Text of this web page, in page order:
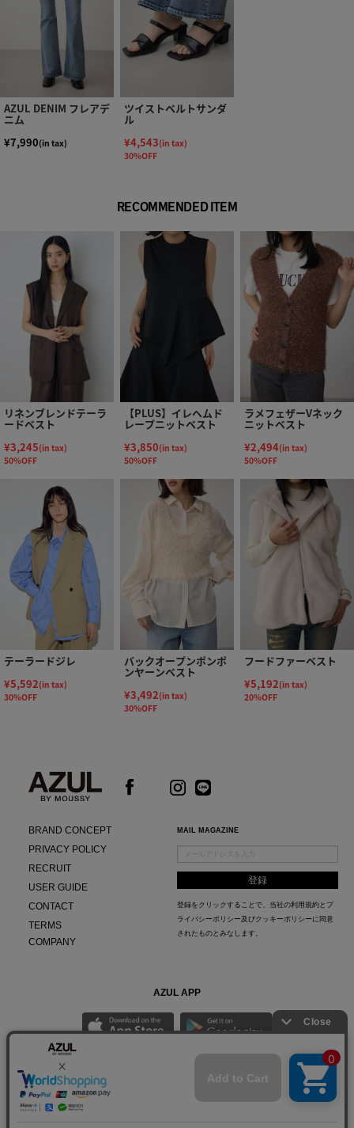
AZUL DENIM フレアデ
ニム
¥7,990(in tax)
ツイストベルトサンダ
ル
¥4,543(in tax)
30%OFF
RECOMMENDED ITEM
リネンブレンドテーラ
ードベスト
¥3,245(in tax)
50%OFF
【PLUS】イレヘムド
レープニットベスト
¥3,850(in tax)
50%OFF
ラメフェザーVネック
ニットベスト
¥2,494(in tax)
50%OFF
テーラードジレ
¥5,592(in tax)
30%OFF
バックオープンポンポ
ンヤーンベスト
¥3,492(in tax)
30%OFF
フードファーベスト
¥5,192(in tax)
20%OFF
BRAND CONCEPT
PRIVACY POLICY
RECRUIT
USER GUIDE
CONTACT
TERMS
COMPANY
MAIL MAGAZINE
登録をクリックすることで、当社の利用規約と プ
ライバシーポリシー及びクッキーポリシー に同意
されたものとみなします。
AZUL APP
最新ニュースやスタイリング紹介までAZUL BY MOUSSYのお得な情報がいち早くチェック